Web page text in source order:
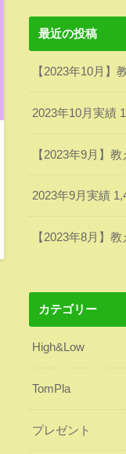
最近の投稿
【2023年10月】
2023年10月実績
【2023年9月】
2023年9月実績
【2023年8月】
カテゴリー
High&Low
TomPla
プレゼント